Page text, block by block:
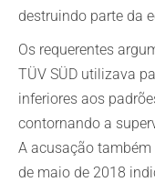
destruindo parte da
Os requerentes
TÜV SÜD utilizava
inferiores aos
contornando a
A acusação
de maio de 2018